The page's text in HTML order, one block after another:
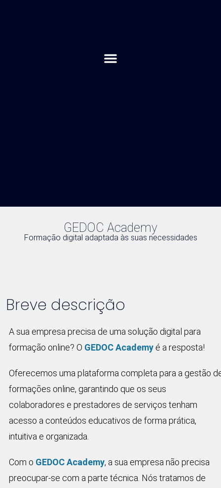
GEDOC Academy
Formação digital adaptada às suas necessidades
Breve descrição
A sua empresa precisa de uma solução digital para
formação online? O GEDOC Academy é a resposta!
Oferecemos uma plataforma completa para a gestão
formações online, garantindo que os seus
colaboradores e prestadores de serviços tenham
acesso a conteúdos educativos de forma prática,
intuitiva e organizada.
Com o GEDOC Academy, a sua empresa não precisa
preocupar-se com a parte técnica. Nós tratamos de